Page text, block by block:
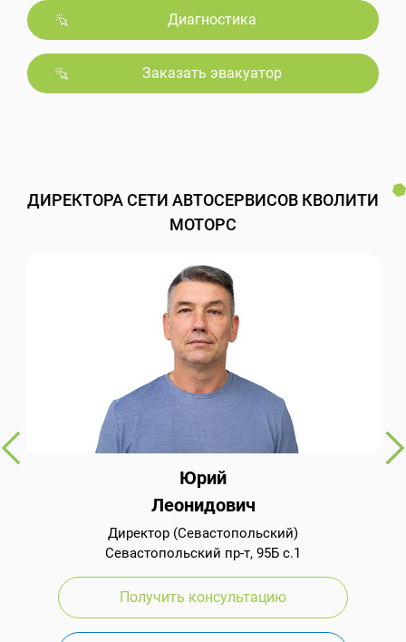
Диагностика
Заказать эвакуатор
ДИРЕКТОРА СЕТИ АВТОСЕРВИСОВ КВОЛИТИ
МОТОРС
Юрий
Леонидович
Директор (Севастопольский)
Севастопольский пр-т, 95Б с.1
Получить консультацию